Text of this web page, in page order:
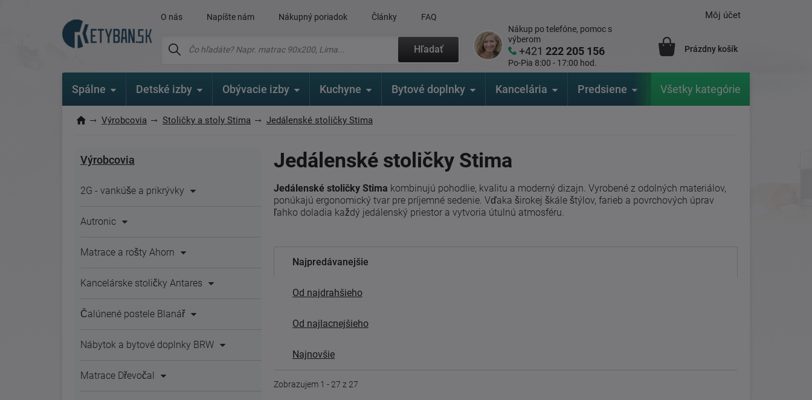
O nás Napíšte nám Nákupný poriadok Články FAQ
Hľadať
Nákup po telefóne, pomoc s
výberom
+421222 205 156
Po-Pia 8:00 - 17:00 hod.
Môj účet
Prázdny košík
Spálne Detské izby Obývacie izby Kuchyne Bytové doplnky Kancelária Predsiene Výrobcovia
Všetky kategórie
Výrobcovia Stoličky a stoly Stima Jedálenské stoličky Stima
Výrobcovia
2G - vankúše a prikrývky
Autronic
Matrace a rošty Ahorn
Kancelárske stoličky Antares
Čalúnené postele Blanář
Nábytok a bytové doplnky BRW
Matrace Dřevočal
Jedálenské stoličky Stima
Jedálenské stoličky Stima kombinujú pohodlie, kvalitu a moderný dizajn. Vyrobené z odolných materiálov,
ponúkajú ergonomický tvar pre príjemné sedenie. Vďaka širokej škále štýlov, farieb a povrchových úprav
ľahko doladia každý jedálenský priestor a vytvoria útulnú atmosféru.
Najpredávanejšie
Od najdrahšieho
Od najlacnejšieho
Najnovšie
Zobrazujem 1 - 27 z 27